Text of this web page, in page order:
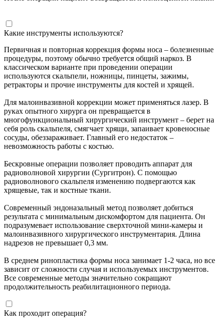
Какие инструменты используются?
Первичная и повторная коррекция формы носа – болезненные
процедуры, поэтому обычно требуется общий наркоз. В
классическом варианте при проведении операции
используются скальпели, ножницы, пинцеты, зажимы,
ретракторы и прочие инструменты для костей и хрящей.
Для малоинвазивной коррекции может применяться лазер. В
руках опытного хирурга он превращается в
многофункциональный хирургический инструмент – берет на
себя роль скальпеля, смягчает хрящи, запаивает кровеносные
сосуды, обеззараживает. Главный его недостаток –
невозможность работы с костью.
Бескровные операции позволяет проводить аппарат для
радиоволновой хирургии (Сургитрон). С помощью
радиоволнового скальпеля изменению подвергаются как
хрящевые, так и костные ткани.
Современный эндоназальный метод позволяет добиться
результата с минимальным дискомфортом для пациента. Он
подразумевает использование сверхточной мини-камеры и
малоинвазивного хирургического инструментария. Длина
надрезов не превышает 0,3 мм.
В среднем ринопластика формы носа занимает 1-2 часа, но все
зависит от сложности случая и используемых инструментов.
Все современные методы значительно сокращают
продолжительность реабилитационного периода.
Как проходит операция?